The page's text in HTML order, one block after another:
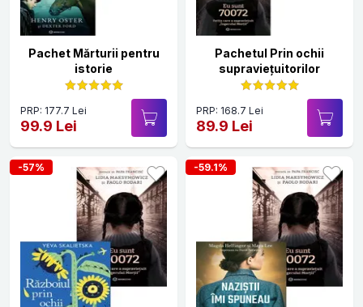
Pachet Mărturii pentru
istorie
PRP: 177.7 Lei
99.9 Lei
Pachetul Prin ochii
supraviețuitorilor
PRP: 168.7 Lei
89.9 Lei
-57% -59.1%